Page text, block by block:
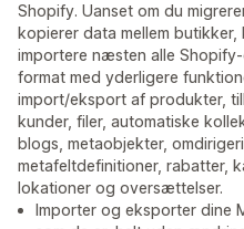
Shopify. Uanset om du
kopierer data mellem
importere næsten alle
format med yderligere
import/eksport af produkter,
kunder, filer, automatiske
blogs, metaobjekter,
metafeltdefinitioner, rabatter,
lokationer og oversættelser.
Importer og eksporter dine